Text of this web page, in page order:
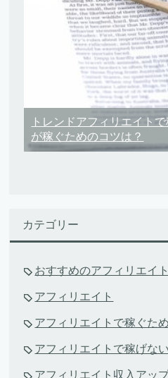
トレンドアフィリエイト
が稼ぐためのコツは？
カテゴリー
おすすめのアフィリエイ
アフィリエイト
アフィリエイトで稼ぐた
アフィリエイトで稼げな
アフィリエイト収入アッ